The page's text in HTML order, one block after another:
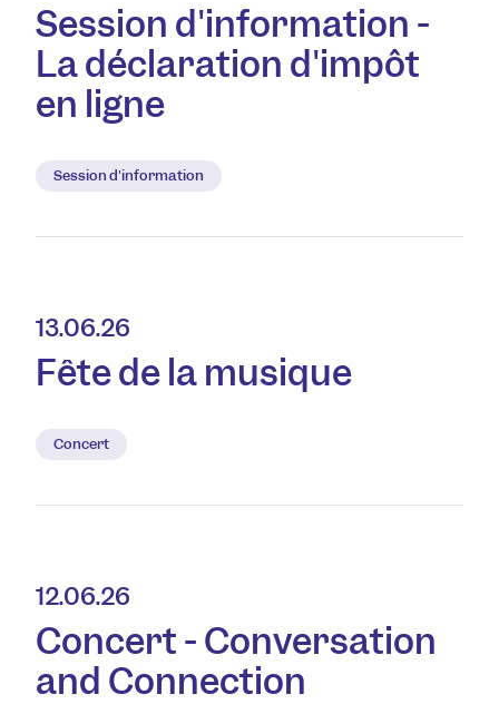
Session d'information -
La déclaration d'impôt
en ligne
Session d'information
13.06.26
Fête de la musique
Concert
12.06.26
Concert - Conversation
and Connection